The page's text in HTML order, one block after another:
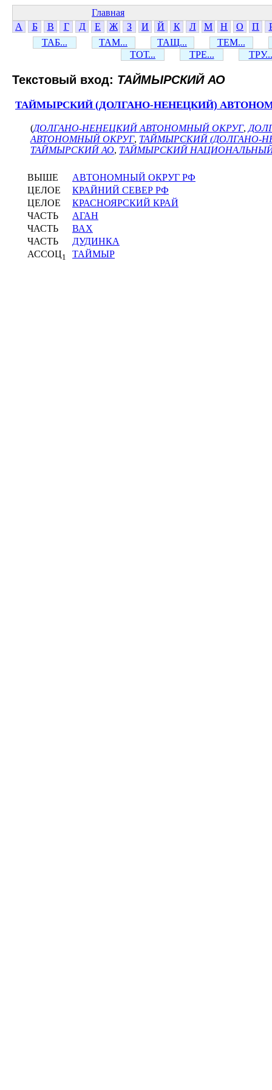
Главная
А
Б В Г Д Е Ж З И Й К Л М Н О П
ТАБ...
ТАМ... ТАЩ...
ТЕМ...
ТОТ...
ТРЕ... ТРУ...
Текстовый вход: ТАЙМЫРСКИЙ АО
ТАЙМЫРСКИЙ (ДОЛГАНО-НЕНЕЦКИЙ)
(ДОЛГАНО-НЕНЕЦКИЙ АВТОНОМНЫЙ ОКРУГ,
АВТОНОМНЫЙ ОКРУГ, ТАЙМЫРСКИЙ (ДОЛГАНО-
ТАЙМЫРСКИЙ АО, ТАЙМЫРСКИЙ
ВЫШЕ
АВТОНОМНЫЙ ОКРУГ РФ
ЦЕЛОЕ
КРАЙНИЙ СЕВЕР РФ
ЦЕЛОЕ
КРАСНОЯРСКИЙ КРАЙ
ЧАСТЬ
АГАН
ЧАСТЬ
ВАХ
ЧАСТЬ
ДУДИНКА
АССОЦ1 ТАЙМЫР